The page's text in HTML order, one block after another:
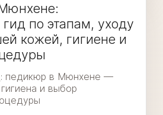
по этапам, уходу
кожей, гигиене и
педикюр в Мюнхене —
и выбор